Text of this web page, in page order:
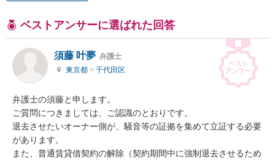
ベストアンサーに選ばれた回答
須藤 叶夢 弁護士
東京都 > 千代田区
弁護士の須藤と申します。
ご質問につきましては、ご認識のとおりです。
退去させたいオーナー側が、騒音等の証拠を集めて立証する必要
があります。
また、普通賃貸借契約の解除（契約期間中に強制退去させるため